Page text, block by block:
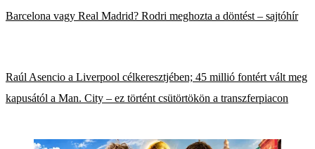
Barcelona vagy Real Madrid? Rodri meghozta a döntést – sajtóhír
Raúl Asencio a Liverpool célkeresztjében; 45 millió fontért vált meg
kapusától a Man. City – ez történt csütörtökön a transzferpiacon